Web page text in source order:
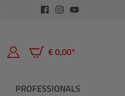
€ 0,00*
Warenkorb enthält 0
PROFESSIONALS